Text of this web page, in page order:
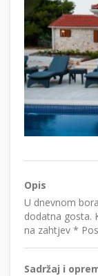
Opis
U dnevnom
dodatna gosta.
na zahtjev *
Sadržaj i